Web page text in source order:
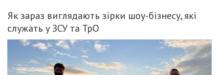
Як зараз виглядають зірки шоу-бізнесу, які
служать у ЗСУ та ТрО